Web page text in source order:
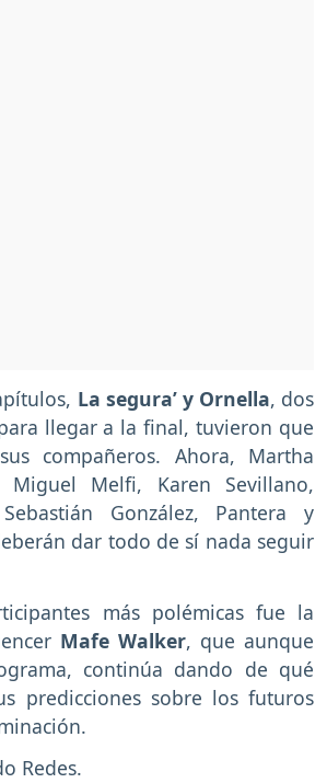
La segura’ y Ornella, dos
llegar a la final, tuvieron que
compañeros. Ahora, Martha
Miguel Melfi, Karen Sevillano,
González, Pantera y
dar todo de sí nada seguir
más polémicas fue la
Mafe Walker, que aunque
continúa dando de qué
predicciones sobre los futuros
Redes.